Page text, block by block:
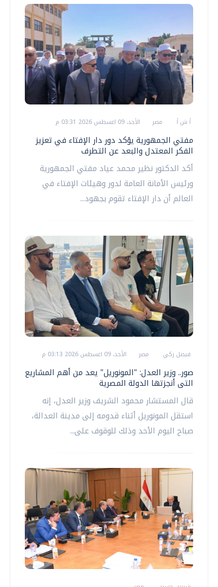
أ ش أ مصر الأحد، 09 اغسطس 2026 03:31 م
مفتي الجمهورية يؤكد دور دار الإفتاء في تعزيز
الفكر المعتدل والبعد عن التطرف
أكد الدكتور نظير محمد عياد مفتي الجمهورية
ورئيس الأمانة العامة لدور وهيئات الإفتاء في
العالم أن دار الإفتاء تقوم بجهود...
فيصل زكي مصر الأحد، 09 اغسطس 2026 03:13 م
صور.. وزير العدل: "المونوريل" يعد من أهم المشاريع
التى أنجزتها الدولة المصرية
قال المستشار محمود الشريف وزير العدل، إنه
استقل المونوريل أثناء قدومه إلى مدينة العدالة،
صباح اليوم الأحد وذلك للوقوف على...